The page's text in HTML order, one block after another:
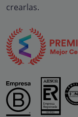
crearlas.